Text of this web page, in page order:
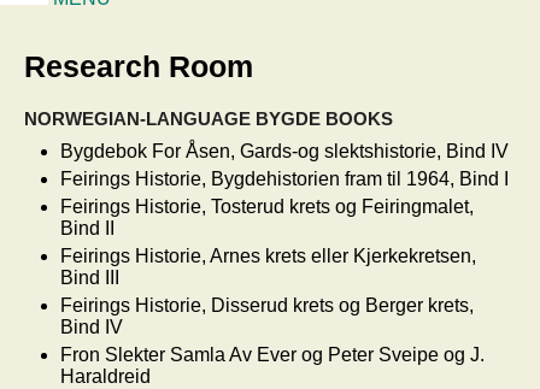
Research Room
NORWEGIAN-LANGUAGE BYGDE BOOKS
Bygdebok For Åsen, Gards-og slektshistorie, Bind IV
Feirings Historie, Bygdehistorien fram til 1964, Bind I
Feirings Historie, Tosterud krets og Feiringmalet,
Bind II
Feirings Historie, Arnes krets eller Kjerkekretsen,
Bind III
Feirings Historie, Disserud krets og Berger krets,
Bind IV
Fron Slekter Samla Av Ever og Peter Sveipe og J.
Haraldreid